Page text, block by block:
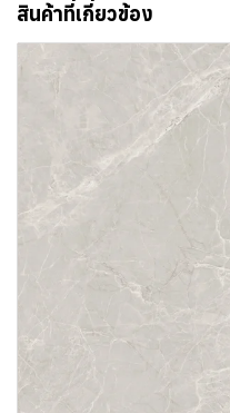
สินค้าที่เกี่ยวข้อง